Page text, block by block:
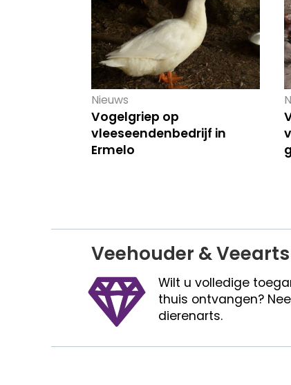
Nieuws
Vogelgriep op
vleeseendenbedrijf in
Ermelo
Veehouder &
Wilt u volledige
thuis ontvangen?
dierenarts.